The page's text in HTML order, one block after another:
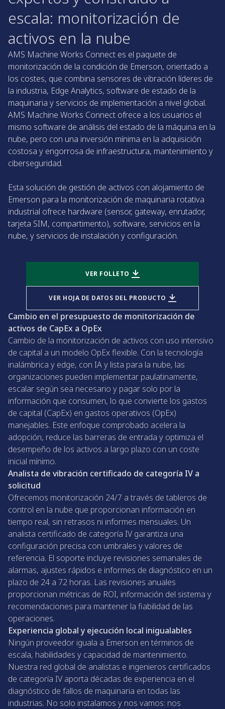
escala: monitorización de
activos en la nube
AMS Machine Works Connect es el paquete de
monitorización de la condición de Emerson, orientado a
los costes, que combina sensores de vibración líderes de
la industria, Edge Analytics, software de estado de la
maquinaria y servicios de implementación a nivel global.
AMS Machine Works Connect ofrece a los usuarios el
mismo software de análisis del estado de la máquina en la
nube, pero con una inversión mínima en la adquisición
costosa y engorrosa de infraestructura, mantenimiento y
ciberseguridad.
Esta solución de gestión de activos con alojamiento de
Emerson para la monitorización de maquinaria rotativa
industrial ofrece hardware (sensor, gateway, enrutador,
tarjeta SIM, compartimento), software, servicios en la
nube, y servicios de instalación y configuración.
VER FOLLETO
VER HOJA DE DATOS DEL PRODUCTO
Cambio en el presupuesto de monitorización de
activos de CapEx a OpEx
Cambio de la monitorización de activos con uso intensivo
de capital a un modelo OpEx flexible. Con la tecnología
inalámbrica y edge, con IA y lista para la nube, las
organizaciones pueden implementar paulatinamente,
escalar según sea necesario y pagar solo por la
información que consumen, lo que convierte los gastos
de capital (CapEx) en gastos operativos (OpEx)
manejables. Este enfoque comprobado acelera la
adopción, reduce las barreras de entrada y optimiza el
desempeño de los activos a largo plazo con un coste
inicial mínimo.
Analista de vibración certificado de categoría IV a
solicitud
Ofrecemos monitorización 24/7 a través de tableros de
control en la nube que proporcionan información en
tiempo real, sin retrasos ni informes mensuales. Un
analista certificado de categoría IV garantiza una
configuración precisa con umbrales y valores de
referencia. El soporte incluye revisiones semanales de
alarmas, ajustes rápidos e informes de diagnóstico en un
plazo de 24 a 72 horas. Las revisiones anuales
proporcionan métricas de ROI, información del sistema y
recomendaciones para mantener la fiabilidad de las
operaciones.
Experiencia global y ejecución local inigualables
Ningún proveedor iguala a Emerson en términos de
escala, habilidades y capacidad de mantenimiento.
Nuestra red global de analistas e ingenieros certificados
de categoría IV aporta décadas de experiencia en el
diagnóstico de fallos de maquinaria en todas las
industrias. No solo instalamos y nos vamos: nos